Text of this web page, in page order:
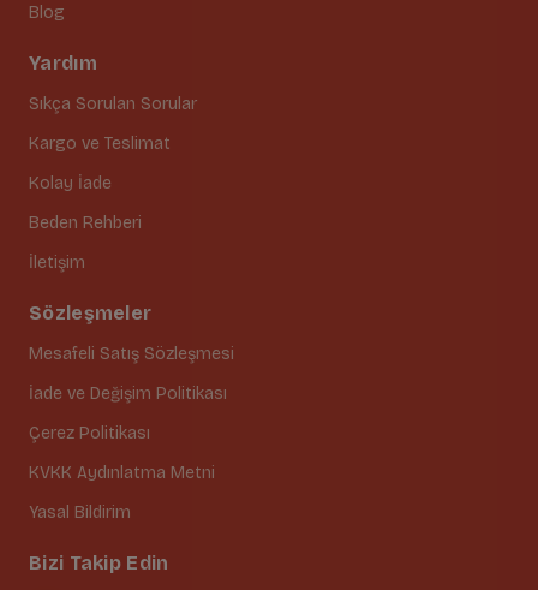
Blog
Yardım
Sıkça Sorulan Sorular
Kargo ve Teslimat
Kolay İade
Beden Rehberi
İletişim
Sözleşmeler
Mesafeli Satış Sözleşmesi
İade ve Değişim Politikası
Çerez Politikası
KVKK Aydınlatma Metni
Yasal Bildirim
Bizi Takip Edin